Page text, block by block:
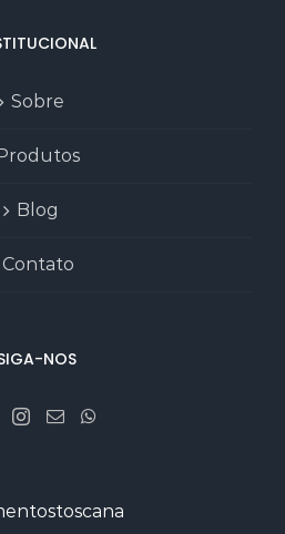
Sobre
Blog
Contato
NOS